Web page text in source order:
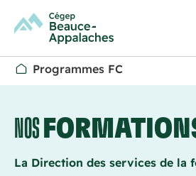
Programmes FC
NOS
La Direction des services de la